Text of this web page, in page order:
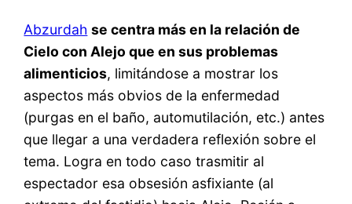
Abzurdah se centra más en la relación de
Cielo con Alejo que en sus problemas
alimenticios, limitándose a mostrar los
aspectos más obvios de la enfermedad
(purgas en el baño, automutilación, etc.) antes
que llegar a una verdadera reflexión sobre el
tema. Logra en todo caso trasmitir al
espectador esa obsesión asfixiante (al